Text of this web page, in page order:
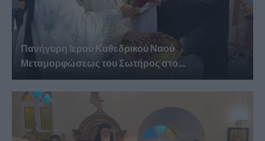
Πανήγυρη Ιερού Καθεδρικού Ναού
Μεταμορφώσεως του Σωτήρος στο...